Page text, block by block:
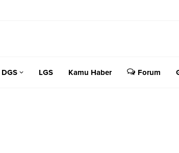
DGS LGS Kamu Haber Forum